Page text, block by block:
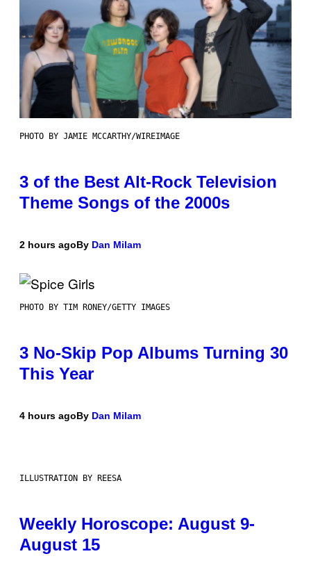
PHOTO BY JAMIE MCCARTHY/WIREIMAGE
3 of the Best Alt-Rock Television
Theme Songs of the 2000s
2 hours agoBy Dan Milam
PHOTO BY TIM RONEY/GETTY IMAGES
3 No-Skip Pop Albums Turning 30
This Year
4 hours agoBy Dan Milam
ILLUSTRATION BY REESA
Weekly Horoscope: August 9-
August 15